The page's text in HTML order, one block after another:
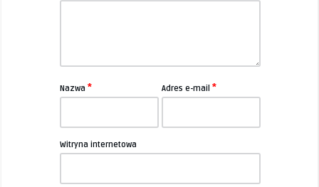
Nazwa * Adres e-mail*
Witryna internetowa